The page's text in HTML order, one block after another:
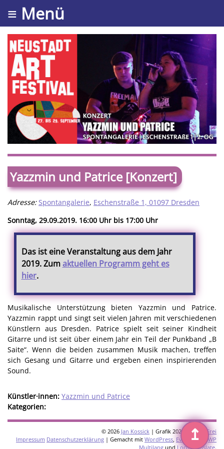
≡ Menü
Yazzmin und Patrice [Konzert]
Adresse: Spontangalerie, Eschenstraße 1, 01097 Dresden
Sonntag, 29.09.2019. 16:00 Uhr bis 17:00 Uhr
Das ist eine Veranstaltung aus dem Jahr
2019. Zumaktuellen Programm geht es
hier.
Musikalische Unterstützung bieten Yazzmin und Patrice.
Yazzmin rappt und singt seit vielen Jahren mit verschiedenen
Künstlern aus Dresden. Patrice spielt seit seiner Kindheit
Gitarre und ist seit über einem Jahr ein Teil der Punkband „B
Saite“. Wenn die beiden zusammen Musik machen, treffen
sich Gesang und Gitarre und ergeben einen inspirierenden
Sound.
Künstler·innen: Yazzmin und Patrice
Kategorien:
© 2026 Jan Kossick | Grafik 2026:
Omani Frei
Impressum Datenschutzerklärung | Gemacht mit WordPress, Eventkrake ,WP
Multilang und Loco Translate.
↥